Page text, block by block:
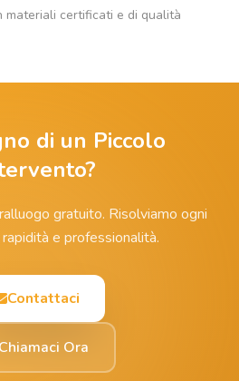
materiali certificati e di qualità
di un Piccolo
gratuito. Risolviamo ogni
e professionalità.
Contattaci
Chiamaci Ora